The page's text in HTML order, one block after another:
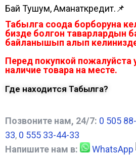
Бай Тушум, Аманаткредит.📌
Табылга соода борборуна
бизде болгон таварлардын
байланышып алып
Перед покупкой пожалуйста
наличие товара на месте.
Где находится Табылга?
Позвоните нам, 24/7: 0 505
33, 0 555 33-44-33
Напишите нам в:
WhatsApp